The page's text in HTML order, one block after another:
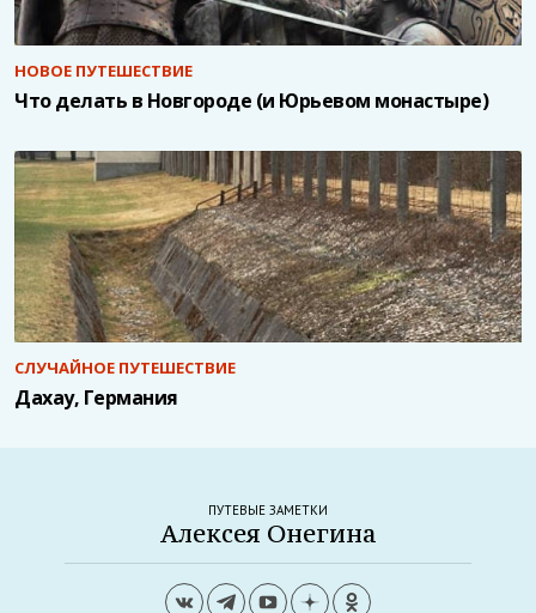
НОВОЕ ПУТЕШЕСТВИЕ
Что делать в Новгороде (и Юрьевом монастыре)
СЛУЧАЙНОЕ ПУТЕШЕСТВИЕ
Дахау, Германия
ПУТЕВЫЕ ЗАМЕТКИ
Алексея Онегина